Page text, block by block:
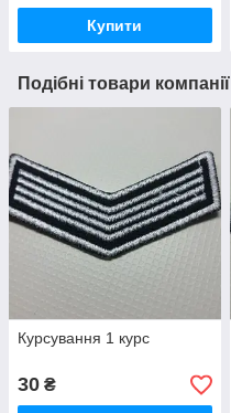
Купити
Подібні товари компанії
Курсування 1 курс
30 ₴